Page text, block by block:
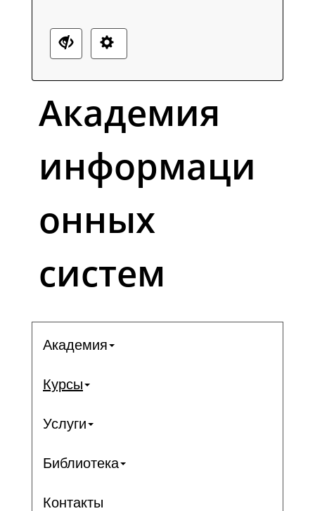
Академия
информаци
онных
систем
Академия
Курсы
Услуги
Библиотека
Контакты